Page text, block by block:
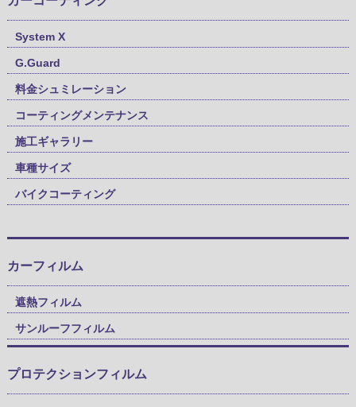
System X
G.Guard
料金シュミレーション
コーティングメンテナンス
施工ギャラリー
車種サイズ
バイクコーティング
カーフィルム
遮熱フィルム
サンルーフフィルム
プロテクションフィルム